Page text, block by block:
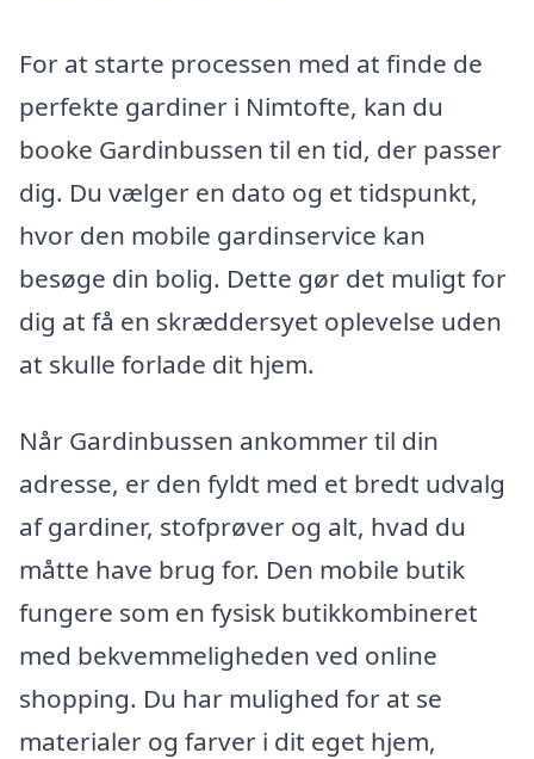
For at starte processen med at finde de
perfekte gardiner i Nimtofte, kan du
booke Gardinbussen til en tid, der passer
dig. Du vælger en dato og et tidspunkt,
hvor den mobile gardinservice kan
besøge din bolig. Dette gør det muligt for
dig at få en skræddersyet oplevelse uden
at skulle forlade dit hjem.
Når Gardinbussen ankommer til din
adresse, er den fyldt med et bredt udvalg
af gardiner, stofprøver og alt, hvad du
måtte have brug for. Den mobile butik
fungere som en fysisk butikkombineret
med bekvemmeligheden ved online
shopping. Du har mulighed for at se
materialer og farver i dit eget hjem,